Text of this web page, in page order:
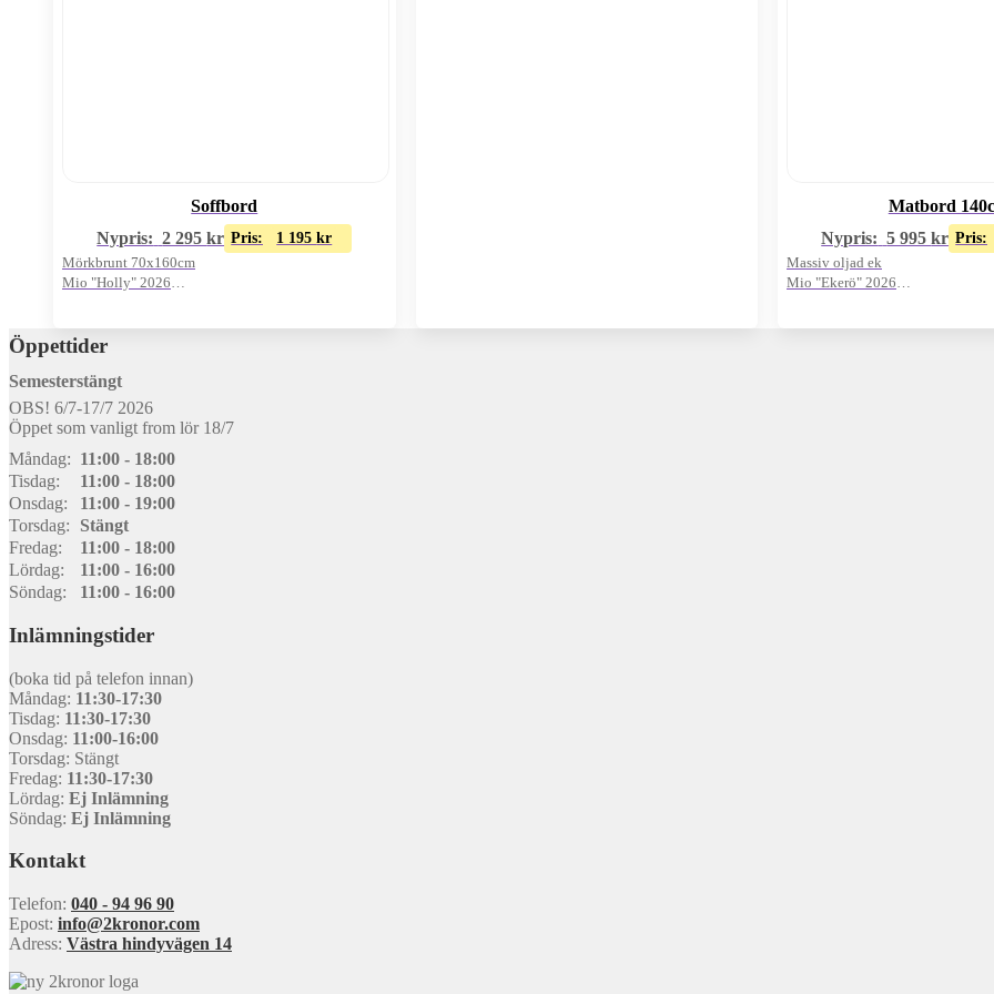
Soffbord
Nypris: 2 295kr Pris: 1 195kr
Mörkbrunt 70x160cm
Mio "Holly" 2026
Matbord
Nypris: 5 995kr Pris:
Massiv oljad ek
Mio "Ekerö" 2026
Öppettider
Semesterstängt
OBS! 6/7-17/7 2026
Öppet som vanligt from lör 18/7
Måndag: 11:00 - 18:00
Tisdag:
11:00 - 18:00
Onsdag:
11:00 - 19:00
Torsdag:
Stängt
Fredag:
11:00 - 18:00
Lördag:
11:00 - 16:00
Söndag:
11:00 - 16:00
Inlämningstider
(boka tid på telefon innan)
Måndag: 11:30-17:30
Tisdag: 11:30-17:30
Onsdag: 11:00-16:00
Torsdag: Stängt
Fredag: 11:30-17:30
Lördag: Ej Inlämning
Söndag: Ej Inlämning
Kontakt
Telefon: 040 - 94 96 90
Epost: info@2kronor.com
Adress: Västra hindyvägen 14